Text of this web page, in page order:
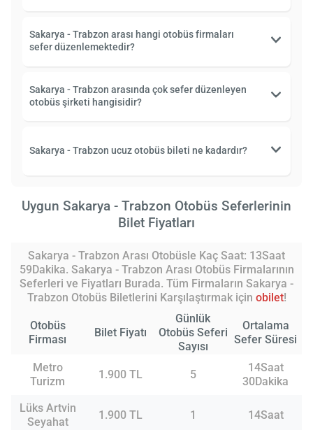
Sakarya - Trabzon arası hangi otobüs firmaları
sefer düzenlemektedir?
Sakarya - Trabzon arasında çok sefer düzenleyen
otobüs şirketi hangisidir?
Sakarya - Trabzon ucuz otobüs bileti ne kadardır?
Uygun Sakarya - Trabzon Otobüs Seferlerinin
Bilet Fiyatları
Sakarya - Trabzon Arası Otobüsle Kaç Saat: 13Saat
59Dakika. Sakarya - Trabzon Arası Otobüs Firmalarının
Seferleri ve Fiyatları Burada. Tüm Firmaların Sakarya -
Trabzon Otobüs Biletlerini Karşılaştırmak için obilet!
Otobüs
Firması
Bilet Fiyatı
Günlük
Otobüs Seferi
Sayısı
Ortalama
Sefer Süresi
Metro
Turizm
1.900 TL 5
14Saat
30Dakika
Lüks Artvin
Seyahat
1.900 TL 1 14Saat